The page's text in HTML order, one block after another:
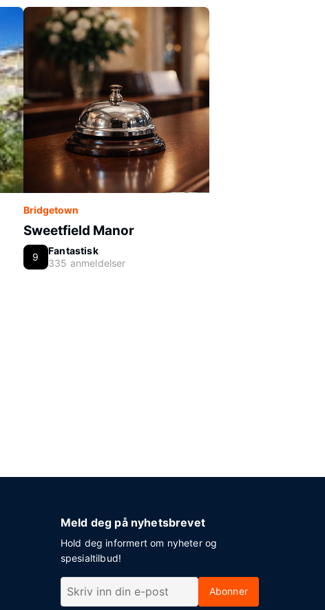
Bridgetown
Sweetfield Manor
9
Fantastisk
335 anmeldelser
Meld deg på nyhetsbrevet
Hold deg informert om nyheter og
spesialtilbud!
Abonner